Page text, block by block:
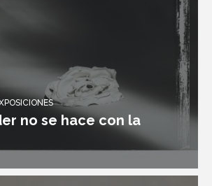
no se hace con la